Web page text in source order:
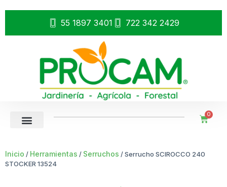
55 1897 3401 722 342 2429
0
Inicio / Herramientas / Serruchos / Serrucho SCIROCCO 240
STOCKER 13524